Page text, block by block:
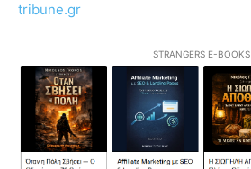
tribune.gr
STRANGERS E-BOOKS